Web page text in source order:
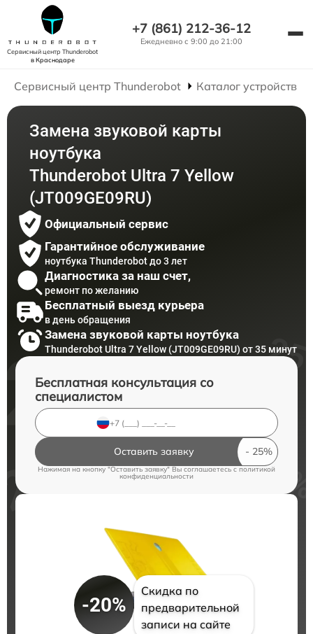
Сервисный центр Thunderobot
в Краснодаре
+7 (861) 212-36-12
Ежедневно с 9:00 до 21:00
Сервисный центр Thunderobot Каталог устройств
Замена звуковой карты
ноутбука
Thunderobot Ultra 7 Yellow
(JT009GE09RU)
Официальный сервис
Гарантийное обслуживание
ноутбука Thunderobot до 3 лет
Диагностика за наш счет,
ремонт по желанию
Бесплатный выезд курьера
в день обращения
Замена звуковой карты ноутбука
Thunderobot Ultra 7 Yellow (JT009GE09RU) от 35 минут
Бесплатная консультация со
специалистом
Оставить заявку
Нажимая на кнопку "Оставить заявку" Вы соглашаетесь cполитикой
конфиденциальности
-20%
Скидка по
предварительной
записи на сайте